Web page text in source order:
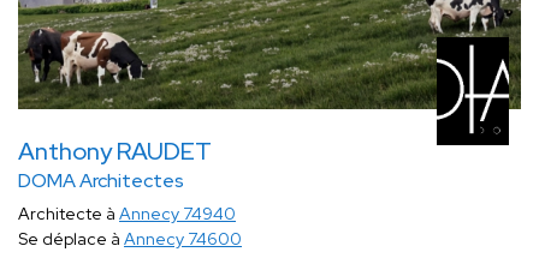
Anthony RAUDET
DOMA Architectes
Architecte à Annecy 74940
Se déplace à Annecy 74600